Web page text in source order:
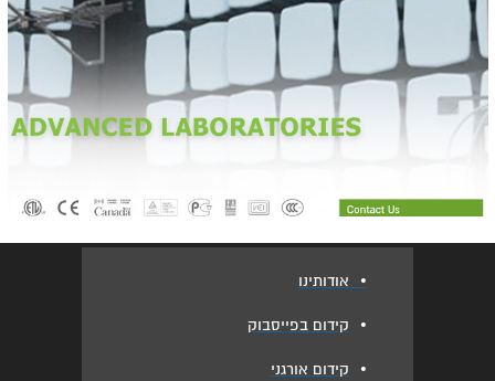
• אודותינו
• קידום בפייסבוק
• קידום אורגני